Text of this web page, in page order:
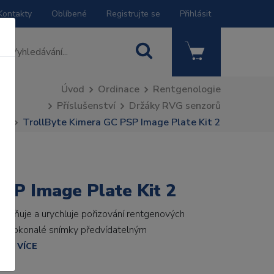
Oblíbené Registrujte se Přihlásit
Úvod Ordinace
Rentgenologie
Příslušenství
Držáky RVG senzorů
TrollByte Kimera GC PSP Image Plate Kit 2
Image Plate Kit 2
a urychluje pořizování rentgenových
dokonalé snímky předvídatelným
VÍCE